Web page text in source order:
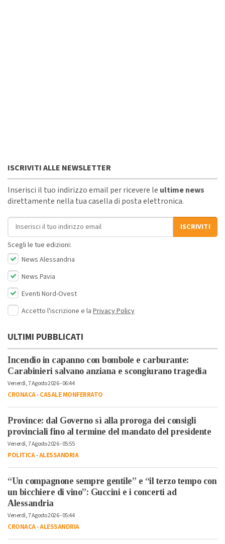
ISCRIVITI ALLE NEWSLETTER
Inserisci il tuo indirizzo email per ricevere le ultime news
direttamente nella tua casella di posta elettronica.
Indirizzo email
ISCRIVITI
Scegli le tue edizioni:
News Alessandria
News Pavia
Eventi Nord-Ovest
Accetto l'iscrizione e la Privacy Policy
ULTIMI PUBBLICATI
Incendio in capanno con bombole e carburante:
Carabinieri salvano anziana e scongiurano tragedia
Venerdì, 7 Agosto 2026 - 06:44
CRONACA-CASALE MONFERRATO
Province: dal Governo sì alla proroga dei consigli
provinciali fino al termine del mandato del presidente
Venerdì, 7 Agosto 2026 - 05:55
POLITICA-ALESSANDRIA
“Un compagnone sempre gentile” e “il terzo tempo con
un bicchiere di vino”: Guccini e i concerti ad
Alessandria
Venerdì, 7 Agosto 2026 - 05:44
CRONACA-ALESSANDRIA